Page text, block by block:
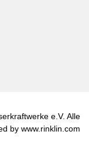
e.V. Alle
by www.rinklin.com